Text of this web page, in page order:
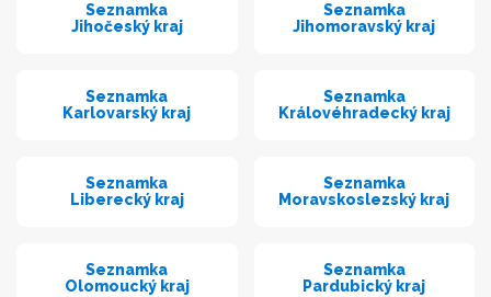
Seznamka
Jihočeský kraj
Seznamka
Jihomoravský kraj
Seznamka
Karlovarský kraj
Seznamka
Královéhradecký kraj
Seznamka
Liberecký kraj
Seznamka
Moravskoslezský kraj
Seznamka
Olomoucký kraj
Seznamka
Pardubický kraj